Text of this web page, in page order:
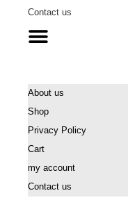
Contact us
About us
Shop
Privacy Policy
Cart
my account
Contact us